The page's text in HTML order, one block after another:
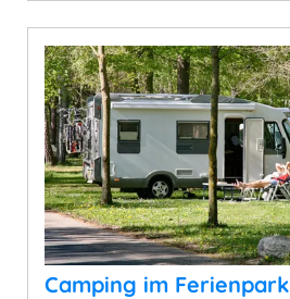
Camping im Ferienpark